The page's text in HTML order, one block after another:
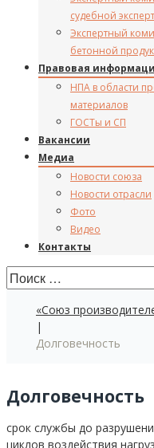
судебной
Экспертный
бетонной
Правовая
НПА в области
материалов
ГОСТы и СП
Вакансии
Медиа
Новости союза
Новости отрасли
Фото
Видео
Контакты
Поиск:
«Союз
|
Долговечность
Долговечность
срок службы до
циклов воздействия